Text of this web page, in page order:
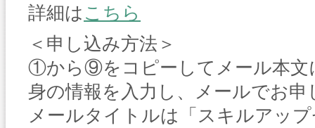
詳細は こちら
＜申し込み方法＞
①から⑨をコピーしてメール本文
身の情報を入力し、メールでお
メールタイトルは「スキルアッ